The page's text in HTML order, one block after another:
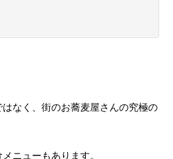
なく、街のお蕎麦屋さんの究極の
ニューもあります。